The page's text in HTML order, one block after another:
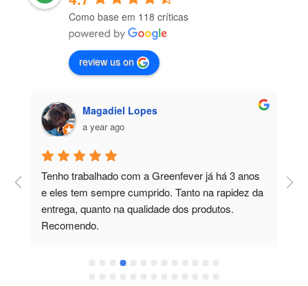
Como base em 118 críticas
review us on
Magadiel Lopes
a year ago
Tenho trabalhado com a Greenfever já há 3 anos
e eles tem sempre cumprido. Tanto na rapidez da
entrega, quanto na qualidade dos produtos.
Recomendo.
OPORTUNIDADES DE RECRUTAMENTO SEM CATEGORIA